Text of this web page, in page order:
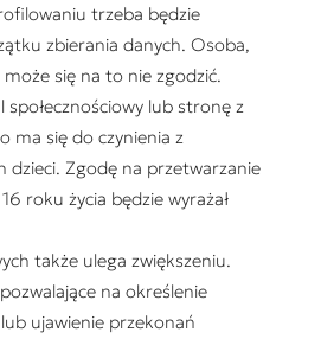
trzeba będzie
zbierania danych. Osoba,
się na to nie zgodzić.
społecznościowy lub stronę z
ma się do czynienia z
dzieci. Zgodę na przetwarzanie
roku życia będzie wyrażał
także ulega zwiększeniu.
na określenie
ujawienie przekonań